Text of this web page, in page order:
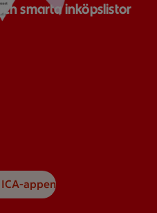
smarta inköpslistor
appen